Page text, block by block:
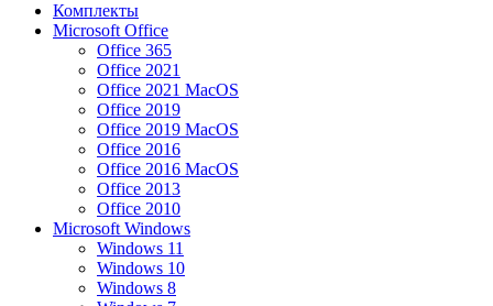
Комплекты
Microsoft Office
Office 365
Office 2021
Office 2021 MacOS
Office 2019
Office 2019 MacOS
Office 2016
Office 2016 MacOS
Office 2013
Office 2010
Microsoft Windows
Windows 11
Windows 10
Windows 8